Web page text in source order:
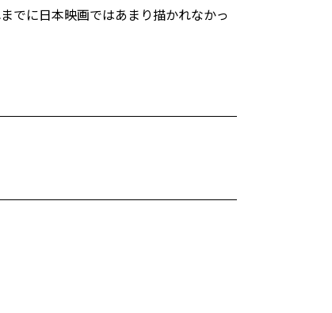
でに日本映画ではあまり描かれなかっ